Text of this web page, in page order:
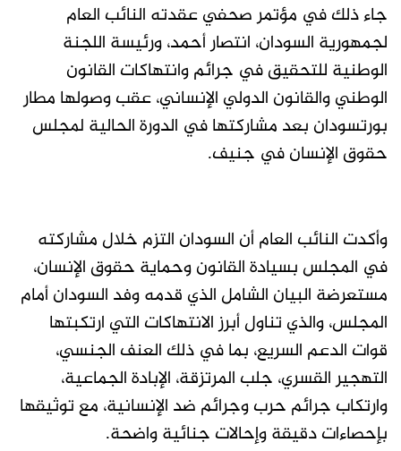
جاء ذلك في مؤتمر صحفي عقدته النائب العام
لجمهورية السودان، انتصار أحمد، ورئيسة اللجنة
الوطنية للتحقيق في جرائم وانتهاكات القانون
الوطني والقانون الدولي الإنساني، عقب وصولها مطار
بورتسودان بعد مشاركتها في الدورة الحالية لمجلس
حقوق الإنسان في جنيف.
وأكدت النائب العام أن السودان التزم خلال مشاركته
في المجلس بسيادة القانون وحماية حقوق الإنسان،
مستعرضة البيان الشامل الذي قدمه وفد السودان أمام
المجلس، والذي تناول أبرز الانتهاكات التي ارتكبتها
قوات الدعم السريع، بما في ذلك العنف الجنسي،
التهجير القسري، جلب المرتزقة، الإبادة الجماعية،
وارتكاب جرائم حرب وجرائم ضد الإنسانية، مع توثيقها
بإحصاءات دقيقة وإحالات جنائية واضحة.